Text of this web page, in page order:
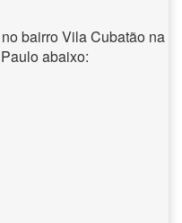
bairro Vila Cubatão na
abaixo: